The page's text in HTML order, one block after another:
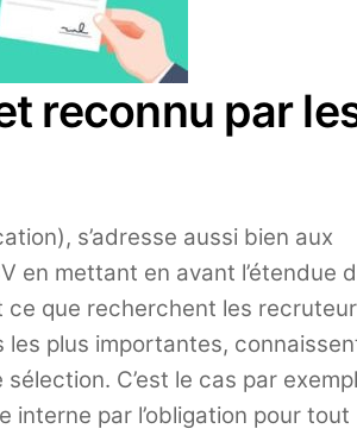
reconnu par
s’adresse aussi bien aux
en mettant en avant l’étendue
ce que recherchent les
les plus importantes,
C’est le cas par
interne par l’obligation pour tout